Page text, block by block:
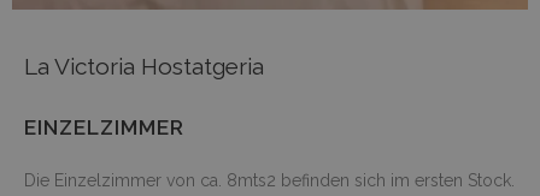
La Victoria Hostatgeria
EINZELZIMMER
Die Einzelzimmer von ca. 8mts2 befinden sich im ersten Stock.